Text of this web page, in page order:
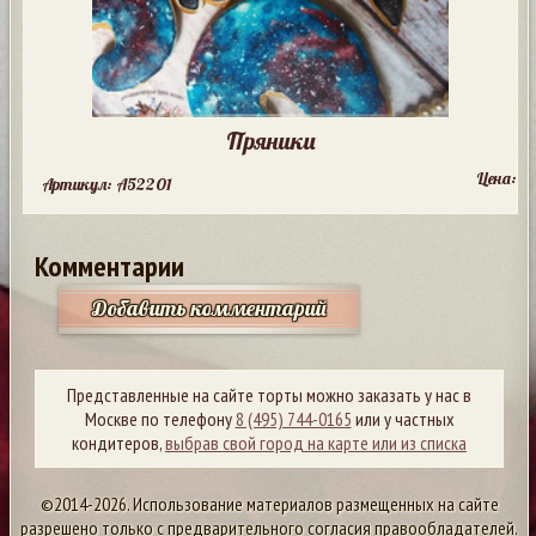
Пряники
Артикул: A52201 Цена:
Комментарии
Добавить комментарий
Представленные на сайте торты можно заказать у нас в
Москве по телефону8 (495) 744-0165 или у частных
кондитеров,выбрав свой город на карте или из списка
©2014-2026. Использование материалов размещенных на сайте
разрешено только с предварительного согласия правообладателей.